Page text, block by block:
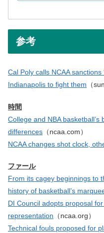
参考
Cal Poly calls NCAA sanctions
Indianapolis to fight them （
時間
College and NBA basketball’s
differences （ncaa.com）
NCAA changes shot clock,
ファール
From its cagey beginnings to
history of basketball’s
DI Council adopts proposal
representation （ncaa.org）
Technical fouls proposed for